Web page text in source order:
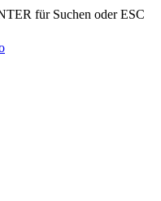
für Suchen oder ESC